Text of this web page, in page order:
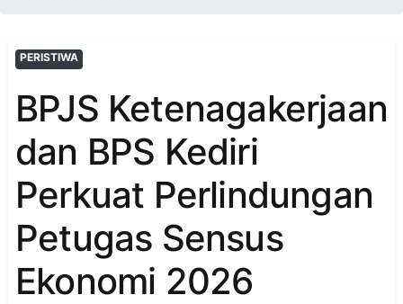
PERISTIWA
BPJS Ketenagakerjaan
dan BPS Kediri
Perkuat Perlindungan
Petugas Sensus
Ekonomi 2026